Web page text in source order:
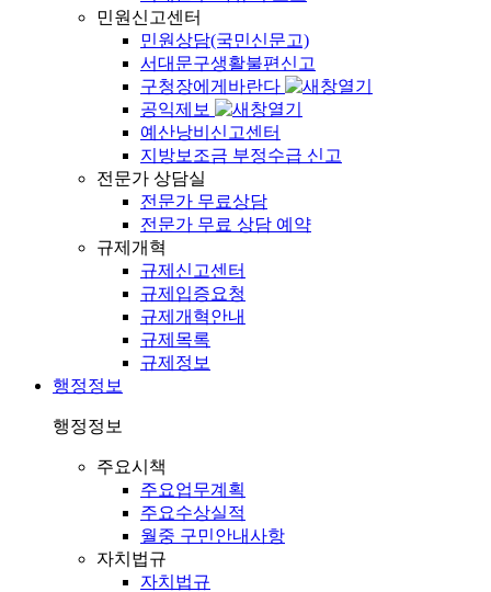
민원신고센터
민원상담(국민신문고)
서대문구생활불편신고
구청장에게바란다
공익제보
예산낭비신고센터
지방보조금 부정수급 신고
전문가 상담실
전문가 무료상담
전문가 무료 상담 예약
규제개혁
규제신고센터
규제입증요청
규제개혁안내
규제목록
규제정보
행정정보
행정정보
주요시책
주요업무계획
주요수상실적
월중 구민안내사항
자치법규
자치법규